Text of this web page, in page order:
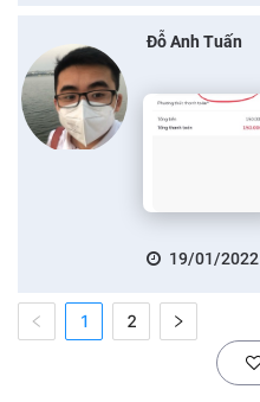
Đỗ Anh Tuấn
19/01/2022
1 2